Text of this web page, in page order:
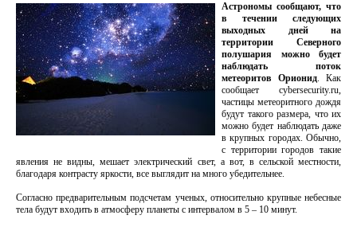
Астрономы сообщают, что
в течении следующих
выходных дней на
территории Северного
полушария можно будет
наблюдать поток
метеоритов Орионид. Как
сообщает cybersecurity.ru,
частицы метеоритного дождя
будут такого размера, что их
можно будет наблюдать даже
в крупных городах. Обычно,
с территории городов такие
явления не видны, мешает электрический свет, а вот, в сельской местности,
благодаря контрасту яркости, все выглядит на много убедительнее.
Согласно предварительным подсчетам ученых, относительно крупные небесные
тела будут входить в атмосферу планеты с интервалом в 5 – 10 минут.